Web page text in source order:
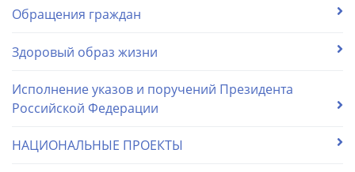
Обращения граждан
Здоровый образ жизни
Исполнение указов и поручений Президента
Российской Федерации
НАЦИОНАЛЬНЫЕ ПРОЕКТЫ